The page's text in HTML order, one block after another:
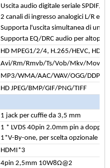
Uscita audio digitale seriale SPDIF/
2 canali di ingresso analogici L/R e 2
Supporta l'uscita simultanea di un
Supporta EQ/DRC audio per
HD MPEG1/2/4, H.265/HEVC, HD
Avi/Rm/Rmvb/Ts/Vob/Mkv/Mov/
MP3/WMA/AAC/WAV/OGG/DDP/
HD JPEG/BMP/GIF/PNG/TIFF
1 jack per cuffie da 3,5 mm
1 * LVDS 40pin 2.0mm pin a
1*V-By-one, per scelta opzionale
HDMI*3
4pin 2,5mm 10W8Ω@2